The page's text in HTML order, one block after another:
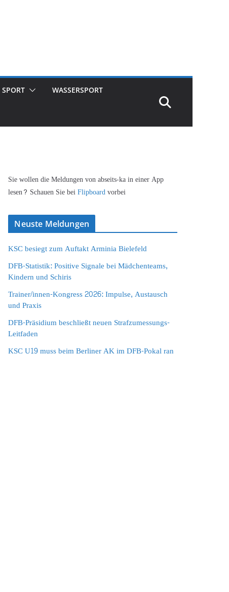
SPORT WASSERSPORT
Sie wollen die Meldungen von abseits-ka in einer App
lesen? Schauen Sie beiFlipboardvorbei
Neuste Meldungen
KSC besiegt zum Auftakt Arminia Bielefeld
DFB-Statistik: Positive Signale bei Mädchenteams,
Kindern und Schiris
Trainer/innen-Kongress 2026: Impulse, Austausch
und Praxis
DFB-Präsidium beschließt neuen Strafzumessungs-
Leitfaden
KSC U19 muss beim Berliner AK im DFB-Pokal ran